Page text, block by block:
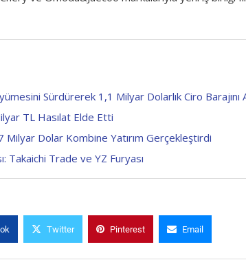
Sürdürerek 1,1 Milyar Dolarlık Ciro Barajını
TL Hasılat Elde Etti
Milyar Dolar Kombine Yatırım Gerçekleştirdi
Takaichi Trade ve YZ Furyası
Twitter Pinterest Email